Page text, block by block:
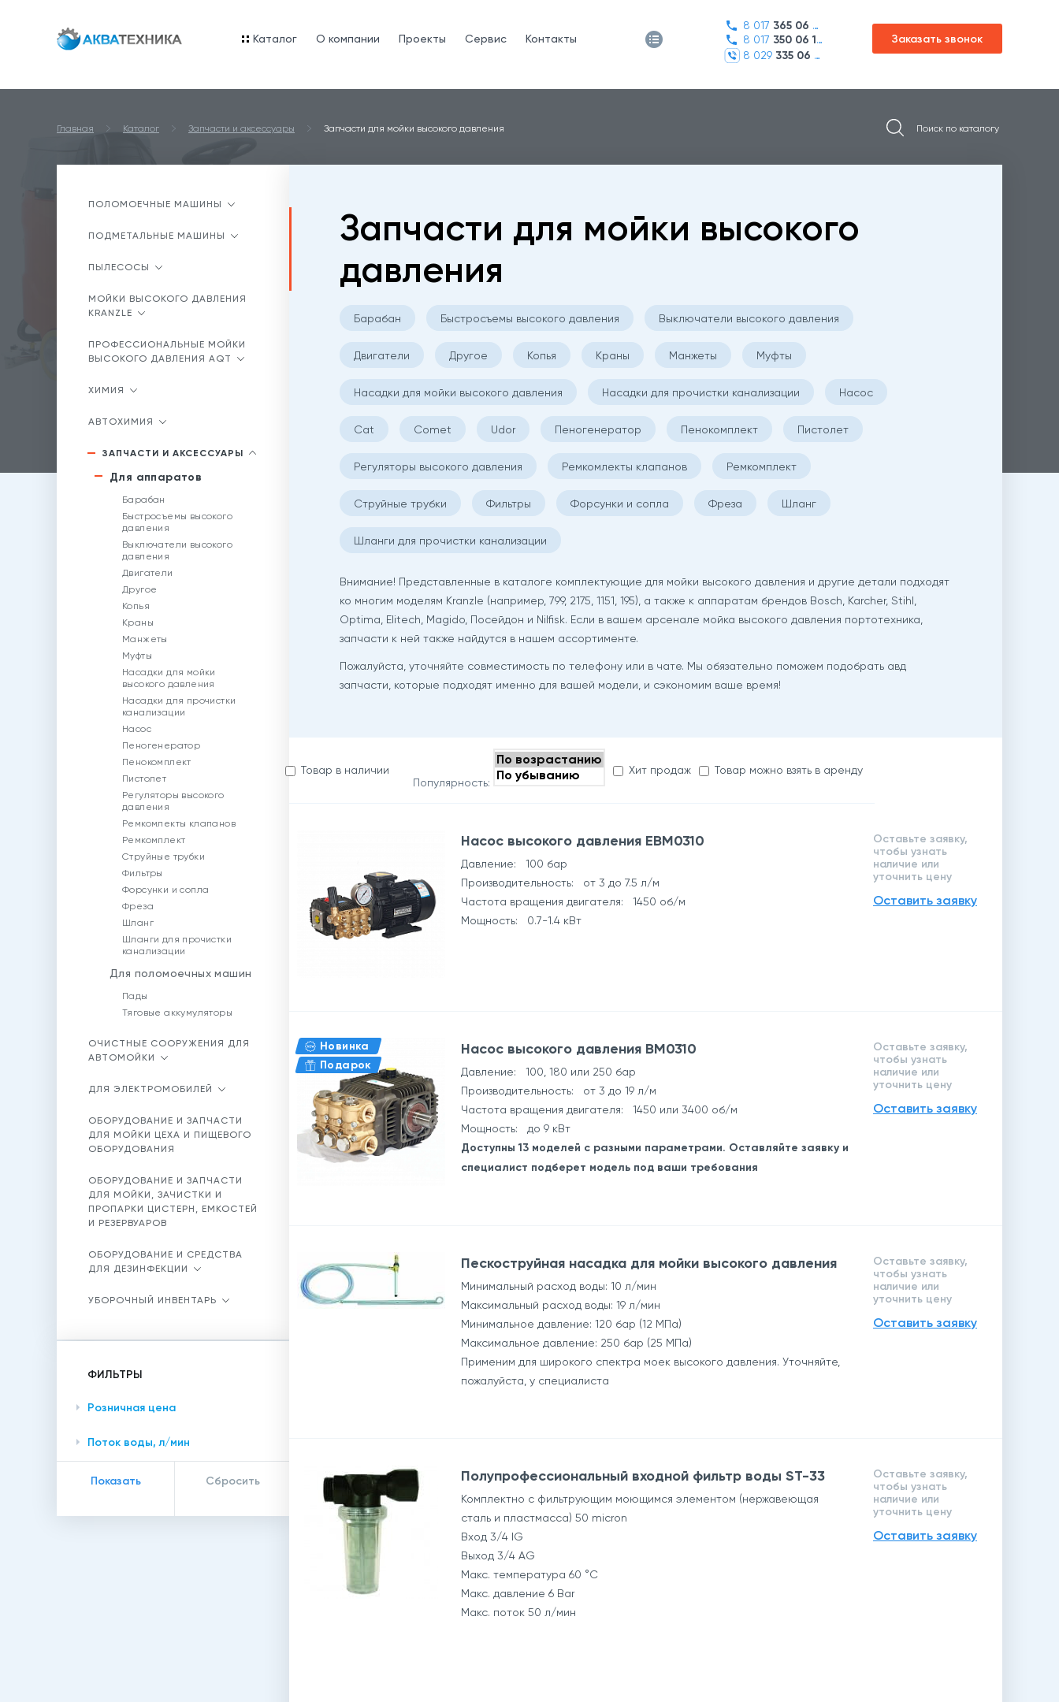
Каталог O компании Проекты Сервис Контакты
8 017 365 06 45
8 017 350 06 16
8 029 335 06 01
Заказать звонок
Главная Каталог Запчасти и аксессуары Запчасти для мойки высокого давления
ПОЛОМОЕЧНЫЕ МАШИНЫ
ПОДМЕТАЛЬНЫЕ МАШИНЫ
ПЫЛЕСОСЫ
МОЙКИ ВЫСОКОГО ДАВЛЕНИЯ
KRANZLE
ПРОФЕССИОНАЛЬНЫЕ МОЙКИ
ВЫСОКОГО ДАВЛЕНИЯ AQT
ХИМИЯ
АВТОХИМИЯ
ЗАПЧАСТИ И АКСЕССУАРЫ
Для аппаратов
Барабан
Быстросъемы высокого
давления
Выключатели высокого
давления
Двигатели
Другое
Копья
Краны
Манжеты
Муфты
Насадки для мойки
высокого давления
Насадки для прочистки
канализации
Насос
Пеногенератор
Пенокомплект
Пистолет
Регуляторы высокого
давления
Ремкомлекты клапанов
Ремкомплект
Струйные трубки
Фильтры
Форсунки и сопла
Фреза
Шланг
Шланги для прочистки
канализации
Для поломоечных машин
Пады
Тяговые аккумуляторы
ОЧИСТНЫЕ СООРУЖЕНИЯ ДЛЯ
АВТОМОЙКИ
ДЛЯ ЭЛЕКТРОМОБИЛЕЙ
ОБОРУДОВАНИЕ И ЗАПЧАСТИ
ДЛЯ МОЙКИ ЦЕХА И ПИЩЕВОГО
ОБОРУДОВАНИЯ
ОБОРУДОВАНИЕ И ЗАПЧАСТИ
ДЛЯ МОЙКИ, ЗАЧИСТКИ И
ПРОПАРКИ ЦИСТЕРН, ЕМКОСТЕЙ
И РЕЗЕРВУАРОВ
ОБОРУДОВАНИЕ И СРЕДСТВА
ДЛЯ ДЕЗИНФЕКЦИИ
УБОРОЧНЫЙ ИНВЕНТАРЬ
ФИЛЬТРЫ
Розничная цена
Поток воды, л/мин
Запчасти для мойки высокого
давления
Барабан Быстросъемы высокого давления Выключатели высокого давления
Двигатели Другое Копья Краны Манжеты Муфты
Насадки для мойки высокого давления Насадки для прочистки канализации Насос
Cat Comet Udor Пеногенератор Пенокомплект Пистолет
Регуляторы высокого давления Ремкомлекты клапанов Ремкомплект
Струйные трубки Фильтры Форсунки и сопла Фреза Шланг
Шланги для прочистки канализации
Внимание! Представленные в каталоге комплектующие для мойки высокого давления и другие детали подходят
ко многим моделям Kranzle (например, 799, 2175, 1151, 195), а также к аппаратам брендов Bosch, Karcher, Stihl,
Optima, Elitech, Magido, Посейдон и Nilfisk. Если в вашем арсенале мойка высокого давления портотехника,
запчасти к ней также найдутся в нашем ассортименте.
Пожалуйста, уточняйте совместимость по телефону или в чате. Мы обязательно поможем подобрать авд
запчасти, которые подходят именно для вашей модели, и сэкономим ваше время!
Товар в наличии
Популярность:
Хит продаж Товар можно взять в аренду
Насос высокого давления EBM0310
Давление: 100 бар
Производительность: от 3 до 7.5 л/м
Частота вращения двигателя: 1450 об/м
Мощность: 0.7-1.4 кВт
Оставьте заявку,
чтобы узнать
наличие или
уточнить цену
Оставить заявку
Новинка
Подарок
Насос высокого давления BM0310
Давление: 100, 180 или 250 бар
Производительность: от 3 до 19 л/м
Частота вращения двигателя: 1450 или 3400 об/м
Мощность: до 9 кВт
Доступны 13 моделей с разными параметрами. Оставляйте заявку и
специалист подберет модель под ваши требования
Оставьте заявку,
чтобы узнать
наличие или
уточнить цену
Оставить заявку
Пескоструйная насадка для мойки высокого давления
Минимальный расход воды: 10 л/мин
Максимальный расход воды: 19 л/мин
Минимальное давление: 120 бар (12 МПа)
Максимальное давление: 250 бар (25 МПа)
Применим для широкого спектра моек высокого давления. Уточняйте,
пожалуйста, у специалиста
Оставьте заявку,
чтобы узнать
наличие или
уточнить цену
Оставить заявку
Полупрофессиональный входной фильтр воды ST-33
Комплектно с фильтрующим моющимся элементом (нержавеющая
сталь и пластмасса) 50 micron
Вход 3/4 IG
Выход 3/4 AG
Макс. температура 60 °C
Макс. давление 6 Bar
Макс. поток 50 л/мин
Оставьте заявку,
чтобы узнать
наличие или
уточнить цену
Оставить заявку